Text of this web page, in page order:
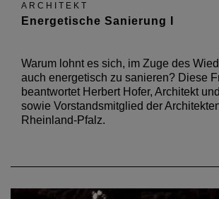
ARCHITEKT
Energetische Sanierung I
Warum lohnt es sich, im Zuge des
auch energetisch zu sanieren? Diese
beantwortet Herbert Hofer, Architekt
sowie Vorstandsmitglied der
Rheinland-Pfalz.